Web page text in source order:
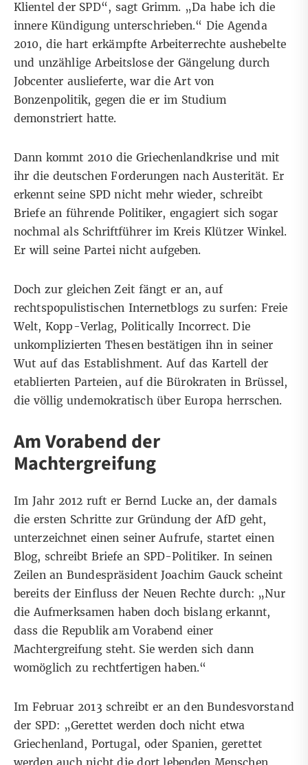
Klientel der SPD“, sagt Grimm. „Da habe ich die
innere Kündigung unterschrieben.“ Die Agenda
2010, die hart erkämpfte Arbeiterrechte aushebelte
und unzählige Arbeitslose der Gängelung durch
Jobcenter auslieferte, war die Art von
Bonzenpolitik, gegen die er im Studium
demonstriert hatte.
Dann kommt 2010 die Griechenlandkrise und mit
ihr die deutschen Forderungen nach Austerität. Er
erkennt seine SPD nicht mehr wieder, schreibt
Briefe an führende Politiker, engagiert sich sogar
nochmal als Schriftführer im Kreis Klützer Winkel.
Er will seine Partei nicht aufgeben.
Doch zur gleichen Zeit fängt er an, auf
rechtspopulistischen Internetblogs zu surfen: Freie
Welt, Kopp-Verlag, Politically Incorrect. Die
unkomplizierten Thesen bestätigen ihn in seiner
Wut auf das Establishment. Auf das Kartell der
etablierten Parteien, auf die Bürokraten in Brüssel,
die völlig undemokratisch über Europa herrschen.
Am Vorabend der
Machtergreifung
Im Jahr 2012 ruft er Bernd Lucke an, der damals
die ersten Schritte zur Gründung der AfD geht,
unterzeichnet einen seiner Aufrufe, startet einen
Blog, schreibt Briefe an SPD-Politiker. In seinen
Zeilen an Bundespräsident Joachim Gauck scheint
bereits der Einfluss der Neuen Rechte durch: „Nur
die Aufmerksamen haben doch bislang erkannt,
dass die Republik am Vorabend einer
Machtergreifung steht. Sie werden sich dann
womöglich zu rechtfertigen haben.“
Im Februar 2013 schreibt er an den Bundesvorstand
der SPD: „Gerettet werden doch nicht etwa
Griechenland, Portugal, oder Spanien, gerettet